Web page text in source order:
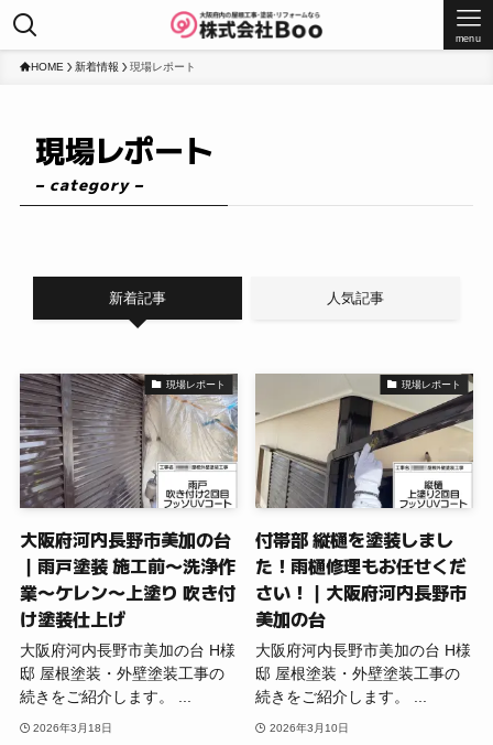
menu
HOME 新着情報 現場レポート
現場レポート
– category –
新着記事 人気記事
現場レポート
大阪府河内長野市美加の台
｜雨戸塗装 施工前〜洗浄作
業〜ケレン〜上塗り 吹き付
け塗装仕上げ
大阪府河内長野市美加の台 H様
邸 屋根塗装・外壁塗装工事の
続きをご紹介します。 ...
2026年3月18日
現場レポート
付帯部 縦樋を塗装しまし
た！雨樋修理もお任せくだ
さい！｜大阪府河内長野市
美加の台
大阪府河内長野市美加の台 H様
邸 屋根塗装・外壁塗装工事の
続きをご紹介します。 ...
2026年3月10日